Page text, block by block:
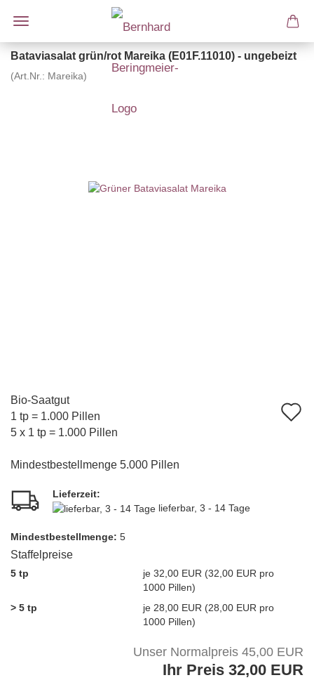
Bataviasalat grün/rot Mareika (E01F.11010) - ungebeizt
(Art.Nr.: Mareika)
Bio-Saatgut
1 tp = 1.000 Pillen
5 x 1 tp = 1.000 Pillen
Mindestbestellmenge 5.000 Pillen
Lieferzeit:
lieferbar, 3 - 14 Tage
Mindest­bestellmenge: 5
Staffelpreise
5 tp
je 32,00 EUR (32,00 EUR pro
1000 Pillen)
> 5 tp
je 28,00 EUR (28,00 EUR pro
1000 Pillen)
Unser Normalpreis 45,00 EUR
Ihr Preis 32,00 EUR